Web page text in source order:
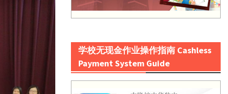
学校无现金作业操作指南 Cashless
Payment System Guide